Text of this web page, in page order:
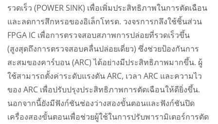
รวดเร็ว (POWER SINK) เพื่อเพิ่มประสิทธิภาพในการตัดเฉือน
และลดการสึกหรอของอิเล็กโทรด. วงจรการกลึงใช้ชิ้นส่วน
FPGA IC เพื่อการตรวจสอบสภาพการปล่อยที่รวดเร็วขึ้น
(สูงสุดถึงการตรวจสอบคลื่นปล่อยเดี่ยว) ซึ่งช่วยป้องกันการ
สะสมของคาร์บอน (ARC) ได้อย่างมีประสิทธิภาพมากขึ้น. ผู้
ใช้สามารถตั้งค่าระดับแรงดัน ARC, เวลา ARC และความไว
ของ ARC เพื่อปรับปรุงประสิทธิภาพการตัดเฉือนให้ดียิ่งขึ้น.
นอกจากนี้ยังมีฟังก์ชันช่องว่างสองขั้นตอนและฟังก์ชันปิด
เครื่องสองขั้นตอนเพื่อช่วยผู้ใช้ในการปรับพารามิเตอร์การตัด